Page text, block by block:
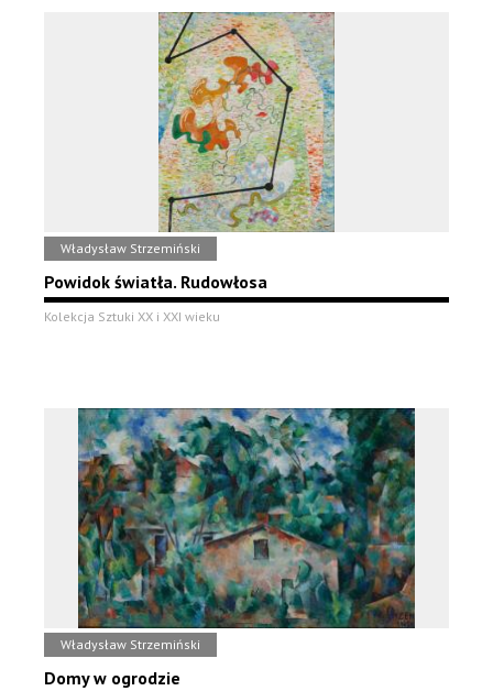
Władysław Strzemiński
Powidok światła. Rudowłosa
Kolekcja Sztuki XX i XXI wieku
Władysław Strzemiński
Domy w ogrodzie